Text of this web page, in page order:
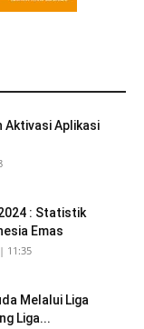
Aktivasi Aplikasi
: Statistik
Emas
11:35
Melalui Liga
Liga...